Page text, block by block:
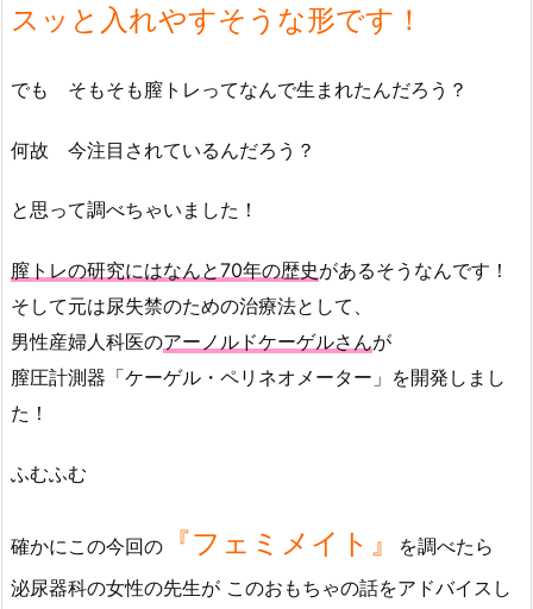
スッと入れやすそうな形です！
でも そもそも膣トレってなんで生まれたんだろう？
何故 今注目されているんだろう？
と思って調べちゃいました！
膣トレの研究にはなんと70年の歴史があるそうなんです！
そして元は尿失禁のための治療法として、
男性産婦人科医のアーノルドケーゲルさんが
膣圧計測器「ケーゲル・ペリネオメーター」を開発しまし
た！
ふむふむ
確かにこの今回の 『フェミメイト』
を調べたら
泌尿器科の女性の先生が このおもちゃの話をアドバイスし